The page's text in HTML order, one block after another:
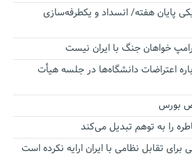
پایان هفته/ انسداد و یکطرفه‌سازی
خواهان جنگ با ایران نیست
اعتراضات دانشگاه‌ها در جلسه هیأت
را به توهم تبدیل می‌کند
تقابل نظامی با ایران ارایه نکرده است